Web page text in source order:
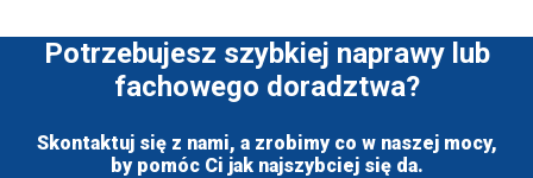
Potrzebujesz szybkiej naprawy lub
fachowego doradztwa?
Skontaktuj się z nami, a zrobimy co w naszej mocy,
by pomóc Ci jak najszybciej się da.